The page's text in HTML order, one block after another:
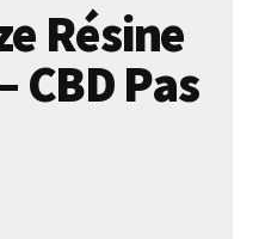
Résine
CBD Pas